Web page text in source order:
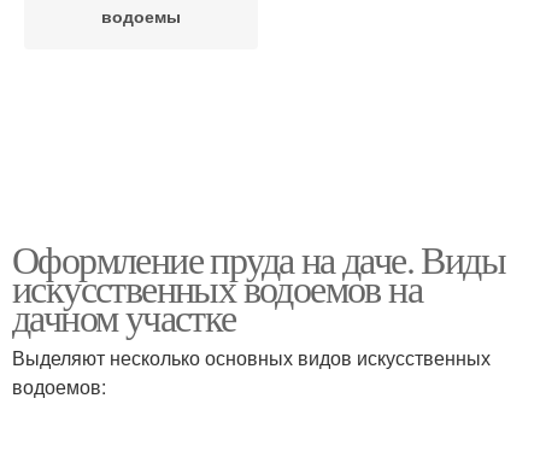
водоемы
Оформление пруда на даче. Виды
искусственных водоемов на
дачном участке
Выделяют несколько основных видов искусственных
водоемов: